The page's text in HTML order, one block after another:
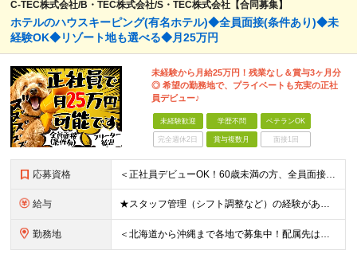
C-TEC株式会社/B・TEC株式会社/S・TEC株式会社【合同募集】
ホテルのハウスキーピング(有名ホテル)◆全員面接(条件あり)◆未
経験OK◆リゾート地も選べる◆月25万円
未経験から月給25万円！残業なし＆賞与3ヶ月分
◎ 希望の勤務地で、プライベートも充実の正社
員デビュー♪
未経験歓迎 学歴不問 ベテランOK
完全週休2日 賞与複数月 面接1回
応募資格 ＜正社員デビューOK！60歳未満の方、全員面接＞ ◆学歴・経歴不問 ◆転職回数が多くてもOK ◆未経験／第二新卒OK ◆ブランクありOK ◆60歳未満の方（※定年年齢を上限として募集するため） ☆普
給与 ★スタッフ管理（シフト調整など）の経験があれば【月給28万円以上】 ★賞与支給実績：基本給の2ヶ月分～3ヶ月分 ＝＝ライフスタイルに合わせて働き方を選べます＝＝ ■正社員 ＜未経験者＞月給25万円(
勤務地 ＜北海道から沖縄まで各地で募集中！配属先は希望に合わせて決定します＞ ■北海道 ・パーク ハイアット ニセコ HANAZONO ★住み込み可 北海道虻田郡倶知安町字岩尾別328-47 ・インターコン